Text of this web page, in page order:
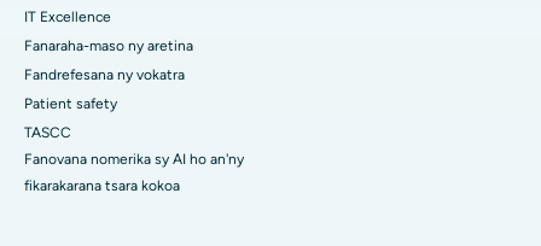
IT Excellence
Fanaraha-maso ny aretina
Fandrefesana ny vokatra
Patient safety
TASCC
Fanovana nomerika sy AI ho an'ny
fikarakarana tsara kokoa